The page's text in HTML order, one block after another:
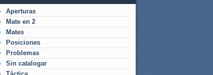
Aperturas
Mate en 2
Mates
Posiciones
Problemas
Sin catalogar